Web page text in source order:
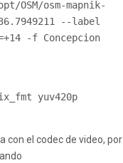
/OSM/osm-mapnik-
--
14 -f Concepcion
con el codec de video, por